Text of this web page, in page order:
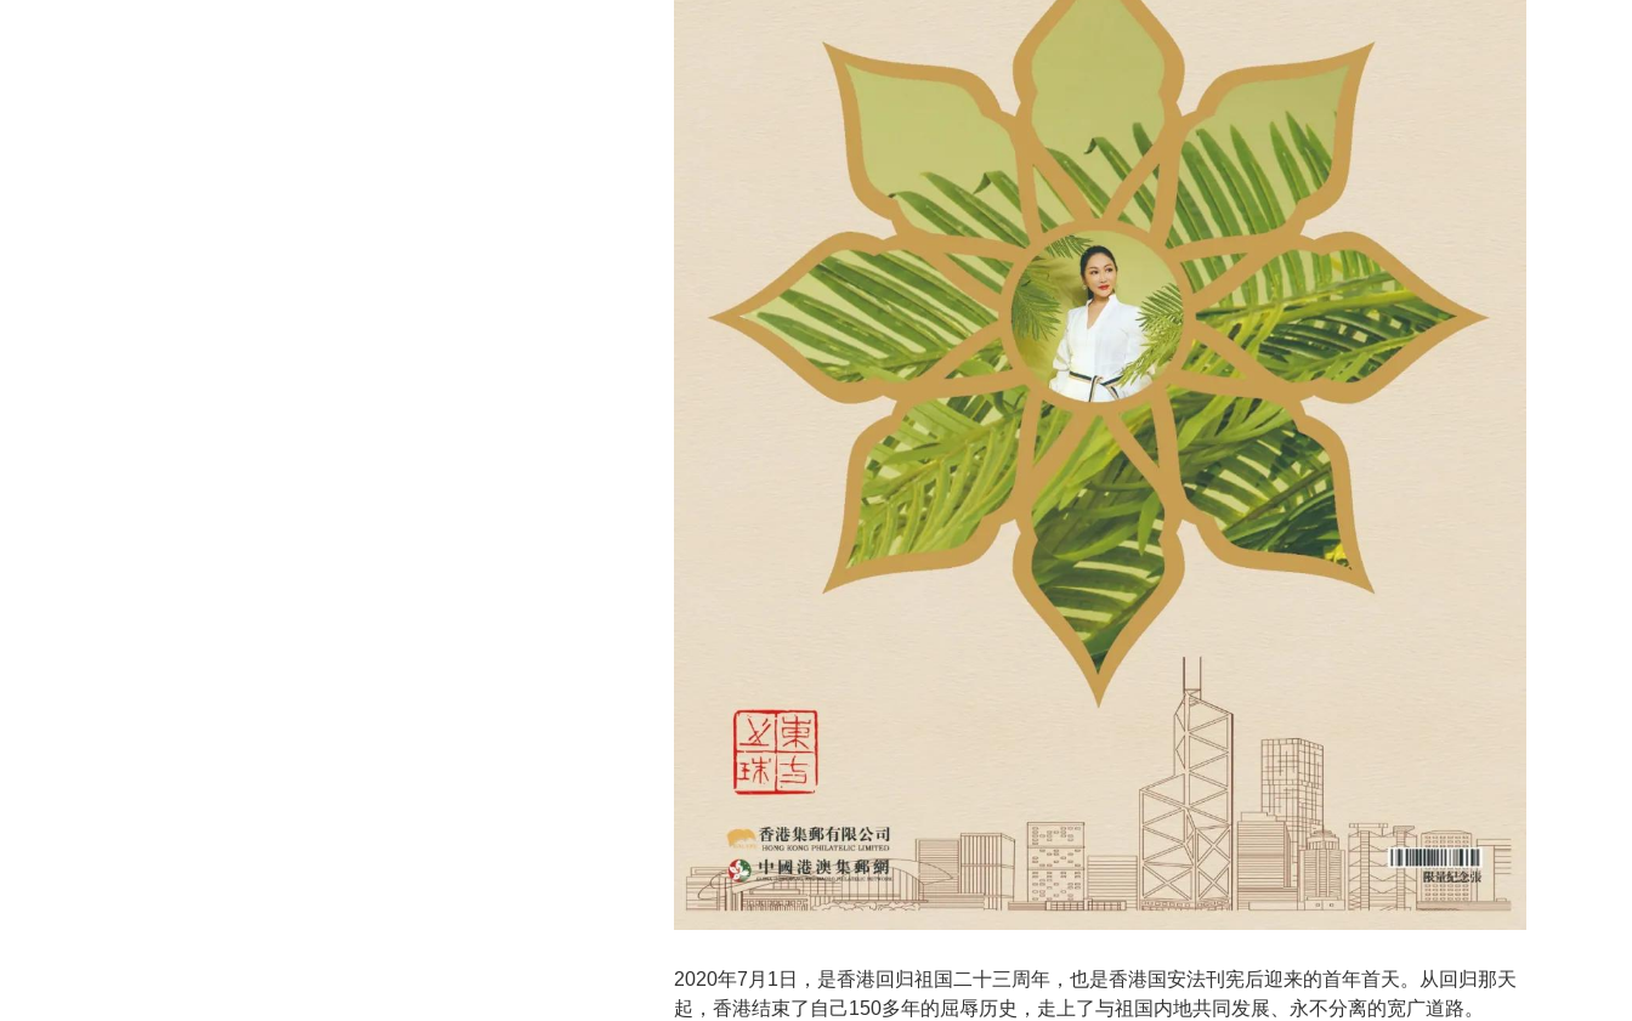
2020年7月1日，是香港回归祖国二十三周年，也是香港国安法刊宪后迎来的首年首天。从回归那天
起，香港结束了自己150多年的屈辱历史，走上了与祖国内地共同发展、永不分离的宽广道路。